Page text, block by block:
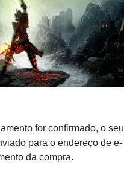
for confirmado, o seu
para o endereço de e-
da compra.